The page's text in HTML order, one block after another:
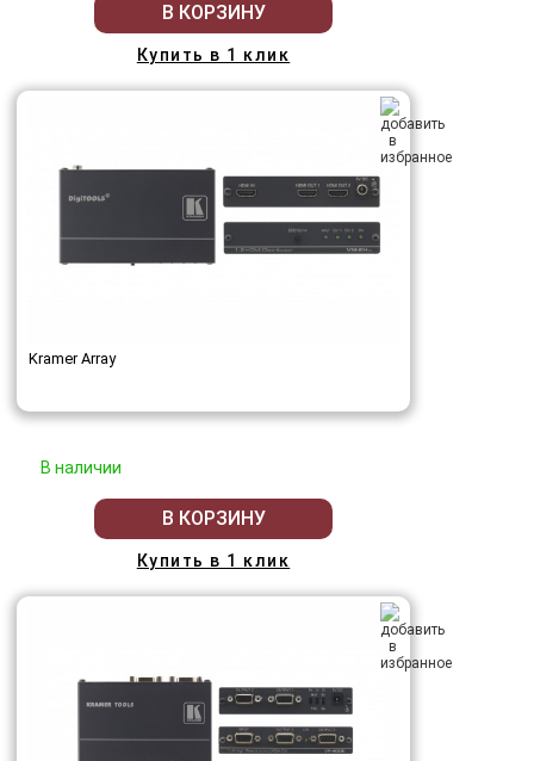
В КОРЗИНУ
Купить в 1 клик
Kramer Array
В наличии
В КОРЗИНУ
Купить в 1 клик